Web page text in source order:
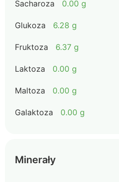
Sacharoza 0.00 g
Glukoza 6.28 g
Fruktoza 6.37 g
Laktoza 0.00 g
Maltoza 0.00 g
Galaktoza 0.00 g
Minerały